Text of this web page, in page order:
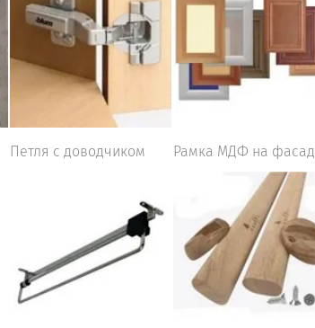
Петля с доводчиком Рамка МДФ на фасад